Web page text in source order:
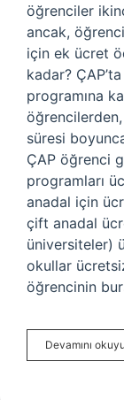
öğrenciler
ancak,
için ek ücret
kadar?
programına
süresi
ÇAP öğrenci
programları
anadal için
çift anadal
üniversiteler)
okullar
öğrencinin
Devamını